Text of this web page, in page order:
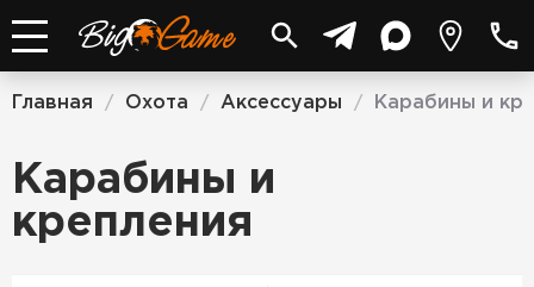
Главная / Охота / Аксессуары / Карабины и
Карабины и
крепления